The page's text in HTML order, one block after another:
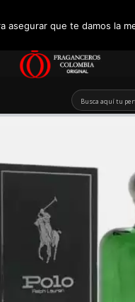
asegurar que te damos la